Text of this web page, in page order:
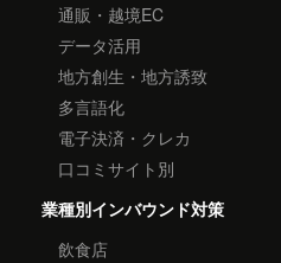
通販・越境EC
データ活用
地方創生・地方誘致
多言語化
電子決済・クレカ
口コミサイト別
業種別インバウンド対策
飲食店